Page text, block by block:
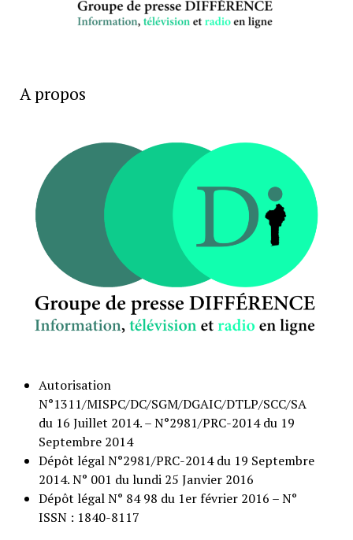
A propos
Autorisation
N°1311/MISPC/DC/SGM/DGAIC/DTLP/SCC/SA
du 16 Juillet 2014. – N°2981/PRC-2014 du 19
Septembre 2014
Dépôt légal N°2981/PRC-2014 du 19 Septembre
2014. N° 001 du lundi 25 Janvier 2016
Dépôt légal N° 84 98 du 1er février 2016 – N°
ISSN : 1840-8117